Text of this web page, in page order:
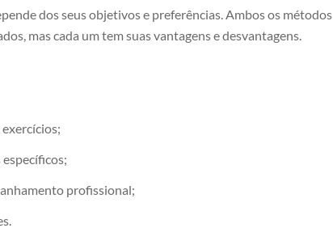
dos seus objetivos e preferências. Ambos os métodos
mas cada um tem suas vantagens e desvantagens.
profissional;